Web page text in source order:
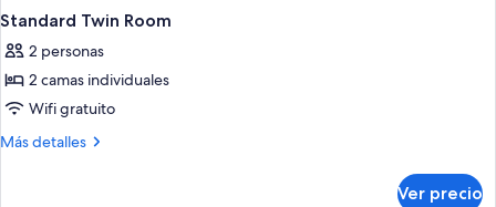
Standard Twin Room
2 personas
2 camas individuales
Wifi gratuito
Más detalles
Más
Ver precio